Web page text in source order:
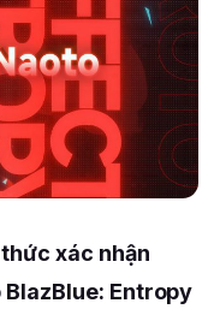
xác nhận
Entropy